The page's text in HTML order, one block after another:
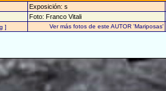
Exposición: s
Foto: Franco Vitali
] Ver más fotos de este AUTOR 'Mariposas'